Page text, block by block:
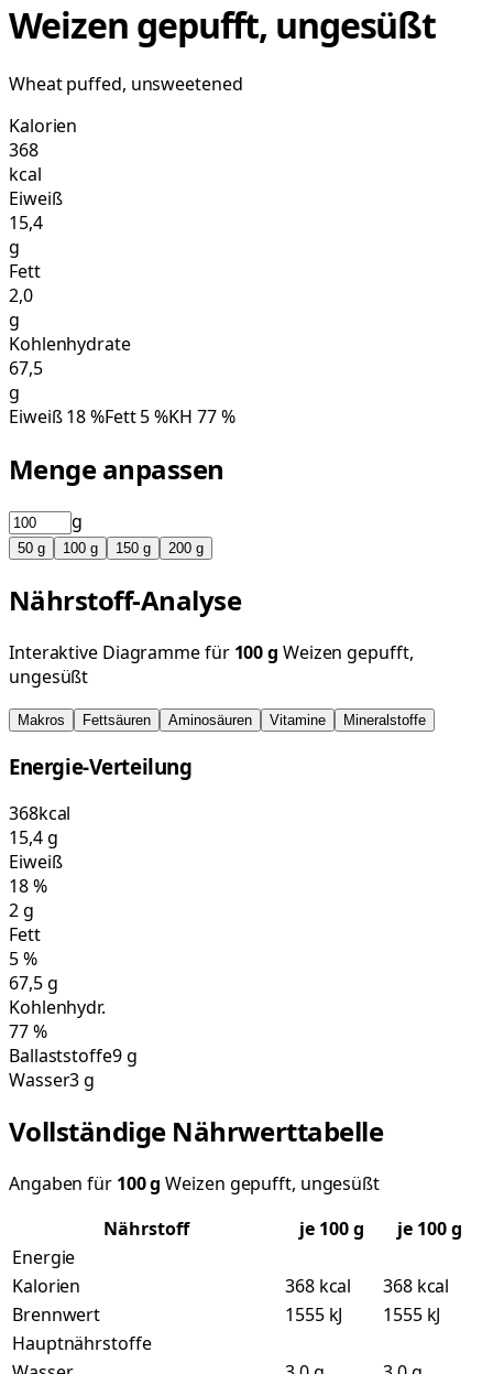
Weizen gepufft, ungesüßt
Wheat puffed, unsweetened
Kalorien
368
kcal
Eiweiß
15,4
g
Fett
2,0
g
Kohlenhydrate
67,5
g
Eiweiß18%Fett5%KH 77%
Menge anpassen
g
50 g 100 g 150 g 200 g
Nährstoff-Analyse
Interaktive Diagramme für 100g Weizen gepufft,
ungesüßt
Makros Fettsäuren Aminosäuren Vitamine Mineralstoffe
Energie-Verteilung
368kcal
15,4g
Eiweiß
18%
2g
Fett
5%
67,5g
Kohlenhydr.
77%
Ballaststoffe9 g
Wasser3 g
Vollständige Nährwerttabelle
Angaben für 100g Weizen gepufft, ungesüßt
Nährstoff
je 100g
je 100 g
Energie
Kalorien
368 kcal
368 kcal
Brennwert
1555 kJ
1555 kJ
Hauptnährstoffe